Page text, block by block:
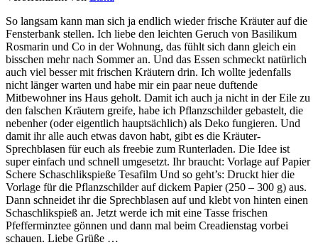
So langsam kann man sich ja endlich wieder frische Kräuter auf die
Fensterbank stellen. Ich liebe den leichten Geruch von Basilikum
Rosmarin und Co in der Wohnung, das fühlt sich dann gleich ein
bisschen mehr nach Sommer an. Und das Essen schmeckt natürlich
auch viel besser mit frischen Kräutern drin. Ich wollte jedenfalls
nicht länger warten und habe mir ein paar neue duftende
Mitbewohner ins Haus geholt. Damit ich auch ja nicht in der Eile zu
den falschen Kräutern greife, habe ich Pflanzschilder gebastelt, die
nebenher (oder eigentlich hauptsächlich) als Deko fungieren. Und
damit ihr alle auch etwas davon habt, gibt es die Kräuter-
Sprechblasen für euch als freebie zum Runterladen. Die Idee ist
super einfach und schnell umgesetzt. Ihr braucht: Vorlage auf Papier
Schere Schaschlikspieße Tesafilm Und so geht’s: Druckt hier die
Vorlage für die Pflanzschilder auf dickem Papier (250 – 300 g) aus.
Dann schneidet ihr die Sprechblasen auf und klebt von hinten einen
Schaschlikspieß an. Jetzt werde ich mit eine Tasse frischen
Pfefferminztee gönnen und dann mal beim Creadienstag vorbei
schauen. Liebe Grüße …